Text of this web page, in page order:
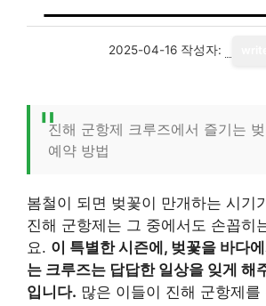
2025-04-16 작성자:
진해 군항제 크루즈에서 즐기는
예약 방법
봄철이 되면 벚꽃이 만개하는 시기
진해 군항제는 그 중에서도 손꼽히
요. 이 특별한 시즌에, 벚꽃을 바다
는 크루즈는 답답한 일상을 잊게 해
입니다. 많은 이들이 진해 군항제를